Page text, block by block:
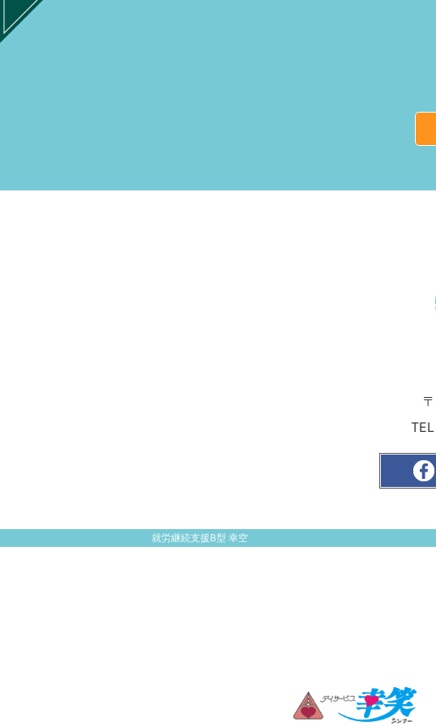
就労継続支援B型 幸空